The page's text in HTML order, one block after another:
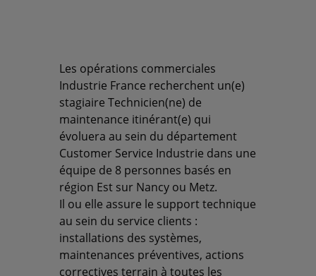
Les opérations commerciales
Industrie France recherchent un(e)
stagiaire Technicien(ne) de
maintenance itinérant(e) qui
évoluera au sein du département
Customer Service Industrie dans une
équipe de 8 personnes basés en
région Est sur Nancy ou Metz.
Il ou elle assure le support technique
au sein du service clients :
installations des systèmes,
maintenances préventives, actions
correctives terrain à toutes les